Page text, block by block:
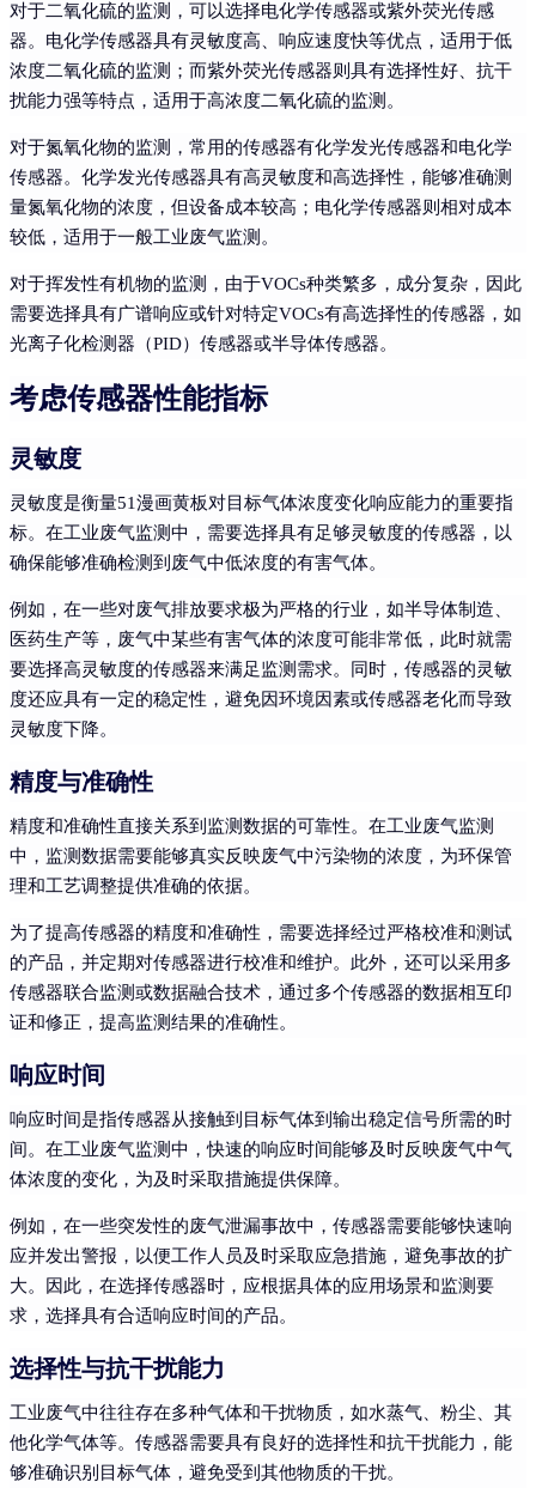
对于二氧化硫的监测，可以选择电化学传感器或紫外荧光传感
器。电化学传感器具有灵敏度高、响应速度快等优点，适用于低
浓度二氧化硫的监测；而紫外荧光传感器则具有选择性好、抗干
扰能力强等特点，适用于高浓度二氧化硫的监测。
对于氮氧化物的监测，常用的传感器有化学发光传感器和电化学
传感器。化学发光传感器具有高灵敏度和高选择性，能够准确测
量氮氧化物的浓度，但设备成本较高；电化学传感器则相对成本
较低，适用于一般工业废气监测。
对于挥发性有机物的监测，由于VOCs种类繁多，成分复杂，因此
需要选择具有广谱响应或针对特定VOCs有高选择性的传感器，如
光离子化检测器（PID）传感器或半导体传感器。
考虑传感器性能指标
灵敏度
灵敏度是衡量51漫画黄板对目标气体浓度变化响应能力的重要指
标。在工业废气监测中，需要选择具有足够灵敏度的传感器，以
确保能够准确检测到废气中低浓度的有害气体。
例如，在一些对废气排放要求极为严格的行业，如半导体制造、
医药生产等，废气中某些有害气体的浓度可能非常低，此时就需
要选择高灵敏度的传感器来满足监测需求。同时，传感器的灵敏
度还应具有一定的稳定性，避免因环境因素或传感器老化而导致
灵敏度下降。
精度与准确性
精度和准确性直接关系到监测数据的可靠性。在工业废气监测
中，监测数据需要能够真实反映废气中污染物的浓度，为环保管
理和工艺调整提供准确的依据。
为了提高传感器的精度和准确性，需要选择经过严格校准和测试
的产品，并定期对传感器进行校准和维护。此外，还可以采用多
传感器联合监测或数据融合技术，通过多个传感器的数据相互印
证和修正，提高监测结果的准确性。
响应时间
响应时间是指传感器从接触到目标气体到输出稳定信号所需的时
间。在工业废气监测中，快速的响应时间能够及时反映废气中气
体浓度的变化，为及时采取措施提供保障。
例如，在一些突发性的废气泄漏事故中，传感器需要能够快速响
应并发出警报，以便工作人员及时采取应急措施，避免事故的扩
大。因此，在选择传感器时，应根据具体的应用场景和监测要
求，选择具有合适响应时间的产品。
选择性与抗干扰能力
工业废气中往往存在多种气体和干扰物质，如水蒸气、粉尘、其
他化学气体等。传感器需要具有良好的选择性和抗干扰能力，能
够准确识别目标气体，避免受到其他物质的干扰。